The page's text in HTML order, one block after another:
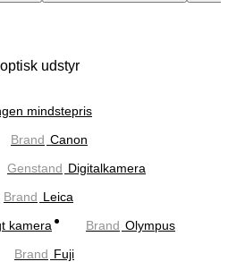
udstyr
mindstepris
Brand Canon
Genstand Digitalkamera
Brand Leica
kamera Brand Olympus
Brand Fuji